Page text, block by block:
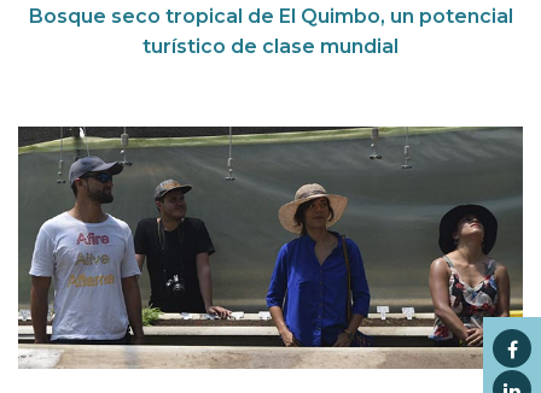
Bosque seco tropical de El Quimbo, un potencial
turístico de clase mundial